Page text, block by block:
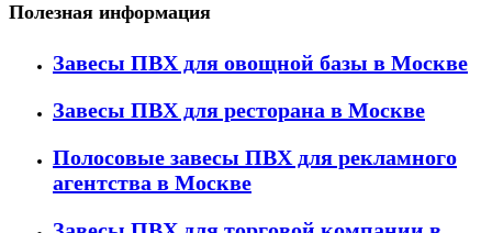
Полезная информация
Завесы ПВХ для овощной базы в Москве
Завесы ПВХ для ресторана в Москве
Полосовые завесы ПВХ для рекламного
агентства в Москве